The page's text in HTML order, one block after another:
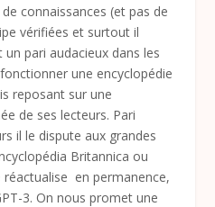
connaissances (et pas de
vérifiées et surtout il
un pari audacieux dans les
une encyclopédie
reposant sur une
de ses lecteurs. Pari
il le dispute aux grandes
Britannica ou
réactualise en permanence,
3. On nous promet une